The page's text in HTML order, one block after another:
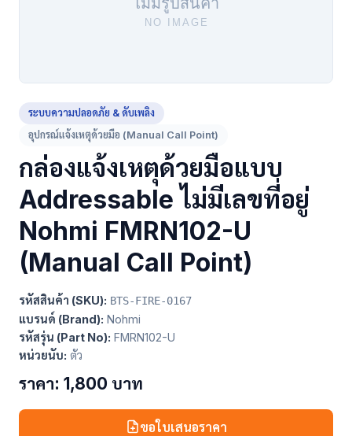
ระบบความปลอดภัย & ดับเพลิง
อุปกรณ์แจ้งเหตุด้วยมือ (Manual Call Point)
กล่องแจ้งเหตุด้วยมือแบบ
Addressable ไม่มีเลขที่อยู่
Nohmi FMRN102-U
(Manual Call Point)
รหัสสินค้า (SKU): BTS-FIRE-0167
แบรนด์ (Brand): Nohmi
รหัสรุ่น (Part No): FMRN102-U
หน่วยนับ: ตัว
ราคา: 1,800 บาท
ขอใบเสนอราคา